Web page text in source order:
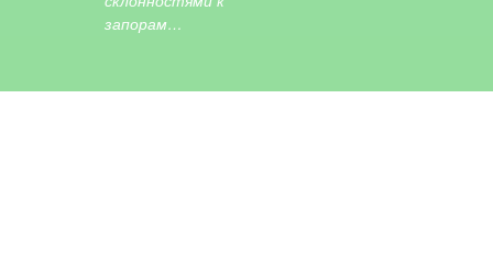
запорам…